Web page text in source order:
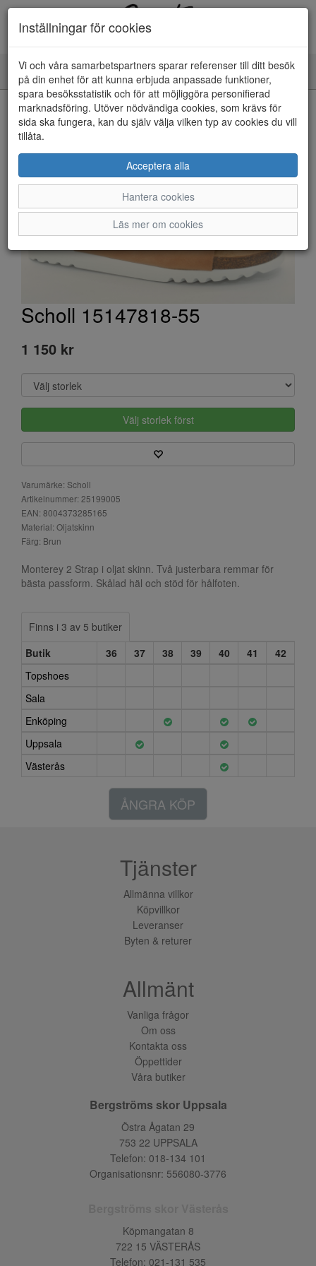
Toggle
navigation
HEM
Scholl 15147818-55
1 150 kr
Välj storlek först
Varumärke: Scholl
Artikelnummer: 25199005
EAN: 8004373285165
Material: Oljatskinn
Färg: Brun
Monterey 2 Strap i oljat skinn. Två justerbara remmar för
bästa passform. Skålad häl och stöd för hålfoten.
Finns i 3 av 5 butiker
Butik
36 37 38 39 40 41
42
Topshoes
Sala
Enköping
Uppsala
Västerås
ÅNGRA KÖP
Inställningar för cookies
Vi och våra samarbetspartners sparar referenser till ditt besök
på din enhet för att kunna erbjuda anpassade funktioner,
spara besöksstatistik och för att möjliggöra personifierad
marknadsföring. Utöver nödvändiga cookies, som krävs för
sida ska fungera, kan du själv välja vilken typ av cookies du vill
tillåta.
Acceptera alla
Hantera cookies
Läs mer om cookies
Tjänster
Allmänna villkor
Köpvillkor
Leveranser
Byten & returer
Allmänt
Vanliga frågor
Om oss
Kontakta oss
Öppettider
Våra butiker
Bergströms skor Uppsala
Östra Ågatan 29
753 22 UPPSALA
Telefon: 018-134 101
Organisationsnr: 556080-3776
Köpmangatan 8
722 15 VÄSTERÅS
Telefon: 021-131 535